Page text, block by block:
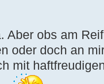
Aber obs am
oder doch an
mit